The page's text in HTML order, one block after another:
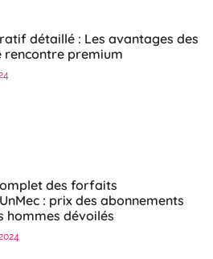
détaillé : Les avantages des
rencontre premium
des forfaits
: prix des abonnements
hommes dévoilés